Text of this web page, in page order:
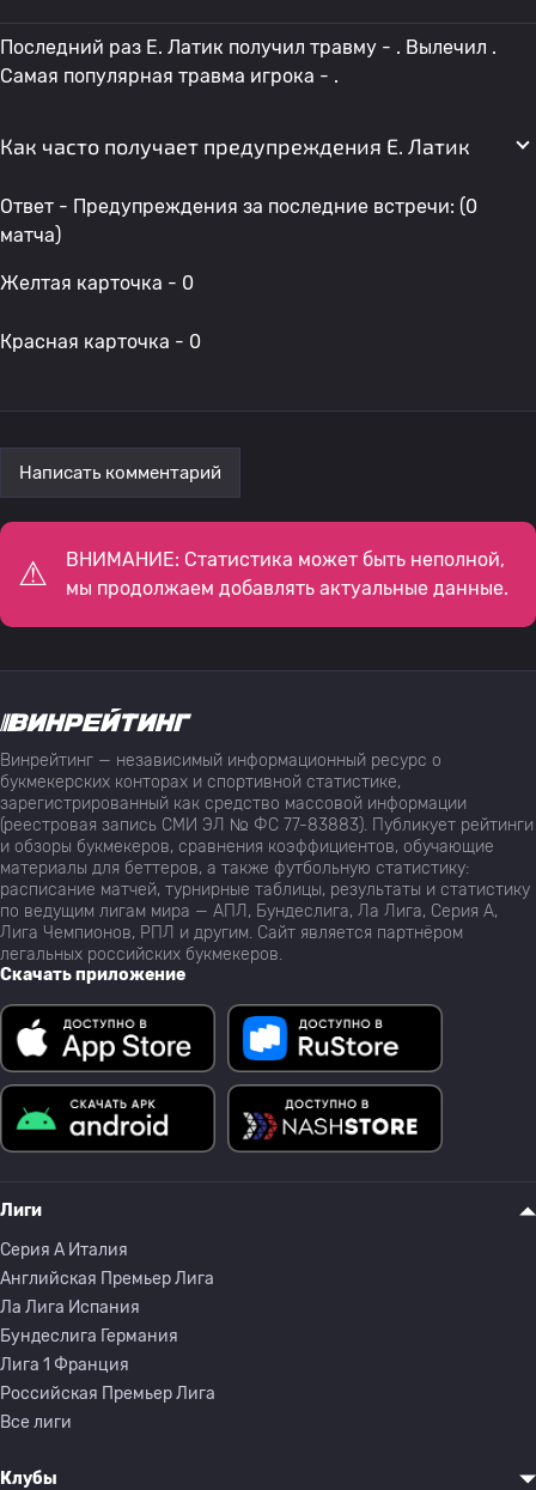
Последний раз E. Латик получил травму - . Вылечил .
Самая популярная травма игрока - .
Как часто получает предупреждения E. Латик
Ответ - Предупреждения за последние встречи: (0
матча)
Желтая карточка - 0
Красная карточка - 0
Написать комментарий
ВНИМАНИЕ: Статистика может быть неполной,
мы продолжаем добавлять актуальные данные.
Винрейтинг — независимый информационный ресурс о
букмекерских конторах и спортивной статистике,
зарегистрированный как средство массовой информации
(реестровая запись СМИ ЭЛ № ФС 77-83883). Публикует рейтинги
и обзоры букмекеров, сравнения коэффициентов, обучающие
материалы для беттеров, а также футбольную статистику:
расписание матчей, турнирные таблицы, результаты и статистику
по ведущим лигам мира — АПЛ, Бундеслига, Ла Лига, Серия А,
Лига Чемпионов, РПЛ и другим. Сайт является партнёром
легальных российских букмекеров.
Скачать приложение
Лиги
Серия A Италия
Английская Премьер Лига
Ла Лига Испания
Бундеслига Германия
Лига 1 Франция
Российская Премьер Лига
Все лиги
Клубы